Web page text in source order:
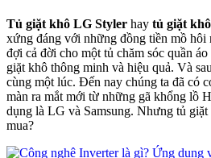
Tủ giặt khô LG Styler hay tủ giặt
xứng đáng với những đồng tiền mồ hôi
đợi cả đời cho một tủ chăm sóc quần
giặt khô thông minh và hiệu quả. Và
cùng một lúc. Đến nay chúng ta đã có
màn ra mắt mới từ những gã khổng lồ
dụng là LG và Samsung. Nhưng tủ giặt
mua?